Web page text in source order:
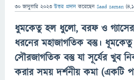
30 জানুয়ারি 2023 উত্তর প্রদান করেছেন Saad zaman (
ধুমকেতু হল ধুলো, বরফ ও
ধরনের মহাজাগতিক বস্তু। ধূমকেতু
সৌরজাগতিক বস্তু যা সূর্যের খুব
করার সময় দর্শনীয় কমা (একটি